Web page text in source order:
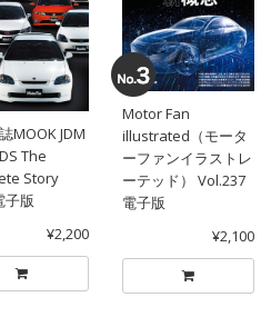
MOOK JDM
The
Story
子版
¥2,200
Motor Fan
illustrated（モータ
ーファンイラストレ
ーテッド） Vol.237
電子版
¥2,100